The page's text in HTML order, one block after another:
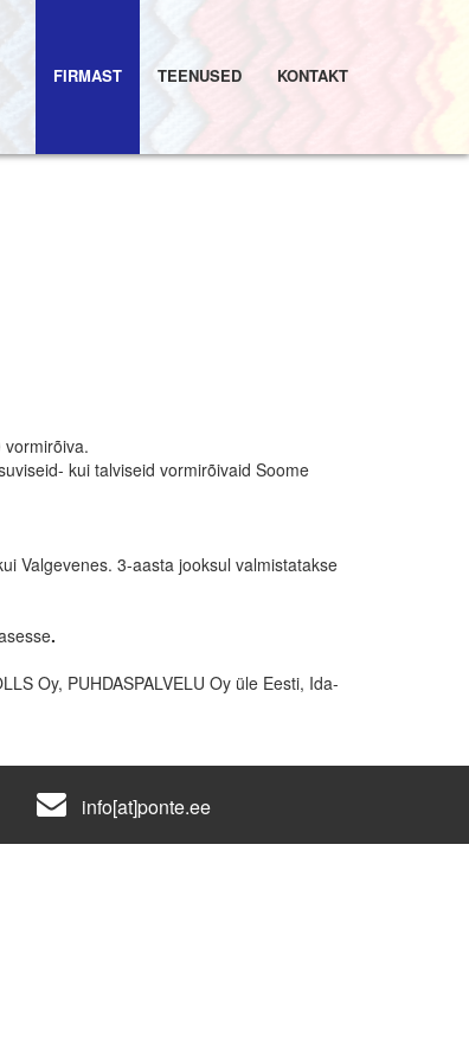
FIRMAST TEENUSED KONTAKT
kui talviseid vormirõivaid Soome
Valgevenes. 3-aasta jooksul valmistatakse
.
Oy, PUHDASPALVELU Oy üle Eesti, Ida-
info[at]ponte.ee